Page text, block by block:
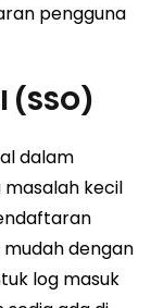
pengguna
(SSO)
dalam
kecil
dengan
log masuk